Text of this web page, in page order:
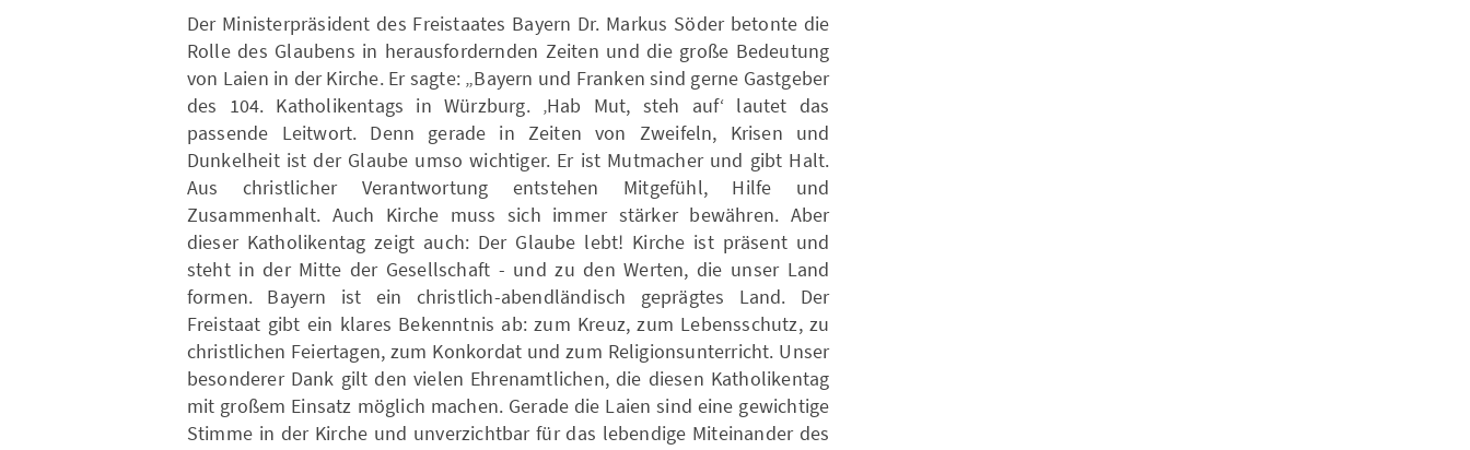
Der Ministerpräsident des Freistaates Bayern Dr. Markus Söder betonte die
Rolle des Glaubens in herausfordernden Zeiten und die große Bedeutung
von Laien in der Kirche. Er sagte: „Bayern und Franken sind gerne Gastgeber
des 104. Katholikentags in Würzburg. ‚Hab Mut, steh aufʻ lautet das
passende Leitwort. Denn gerade in Zeiten von Zweifeln, Krisen und
Dunkelheit ist der Glaube umso wichtiger. Er ist Mutmacher und gibt Halt.
Aus christlicher Verantwortung entstehen Mitgefühl, Hilfe und
Zusammenhalt. Auch Kirche muss sich immer stärker bewähren. Aber
dieser Katholikentag zeigt auch: Der Glaube lebt! Kirche ist präsent und
steht in der Mitte der Gesellschaft - und zu den Werten, die unser Land
formen. Bayern ist ein christlich-abendländisch geprägtes Land. Der
Freistaat gibt ein klares Bekenntnis ab: zum Kreuz, zum Lebensschutz, zu
christlichen Feiertagen, zum Konkordat und zum Religionsunterricht. Unser
besonderer Dank gilt den vielen Ehrenamtlichen, die diesen Katholikentag
mit großem Einsatz möglich machen. Gerade die Laien sind eine gewichtige
Stimme in der Kirche und unverzichtbar für das lebendige Miteinander des